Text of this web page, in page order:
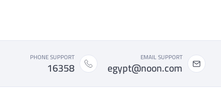
EMAIL SUPPORT
egypt@noon.com
PHONE SUPPORT
16358